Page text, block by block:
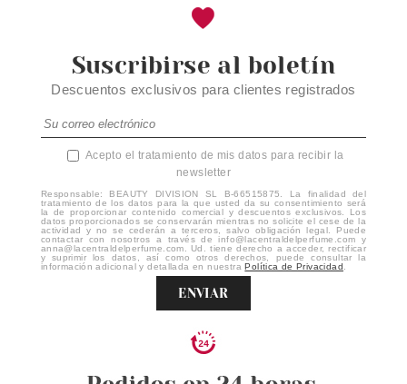
Suscribirse al boletín
Descuentos exclusivos para clientes registrados
Acepto el tratamiento de mis datos para recibir la
newsletter
Responsable: BEAUTY DIVISION SL B-66515875. La finalidad del
tratamiento de los datos para la que usted da su consentimiento será
la de proporcionar contenido comercial y descuentos exclusivos. Los
datos proporcionados se conservarán mientras no solicite el cese de la
actividad y no se cederán a terceros, salvo obligación legal. Puede
contactar con nosotros a través de info@lacentraldelperfume.com y
anna@lacentraldelperfume.com. Ud. tiene derecho a acceder, rectificar
y suprimir los datos, así como otros derechos, puede consultar la
información adicional y detallada en nuestraPolítica de Privacidad
ENVIAR